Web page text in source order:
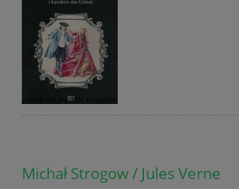
Michał Strogow / Jules Verne